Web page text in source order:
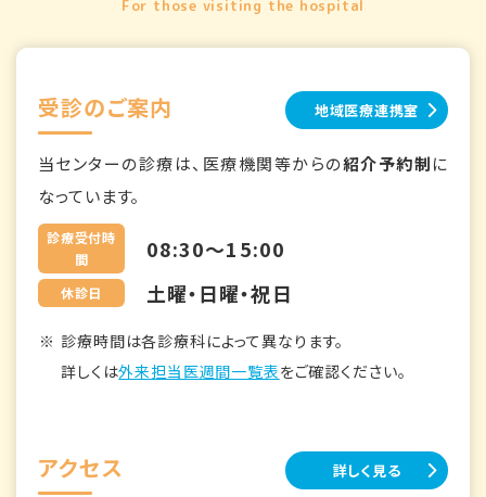
For those visiting the hospital
受診のご案内 地域医療連携室
当センターの診療は、医療機関等からの紹介予約制に
なっています。
診療受付時
間
08:30～15:00
休診日 土曜・日曜・祝日
診療時間は各診療科によって異なります。
詳しくは外来担当医週間一覧表をご確認ください。
アクセス 詳しく見る